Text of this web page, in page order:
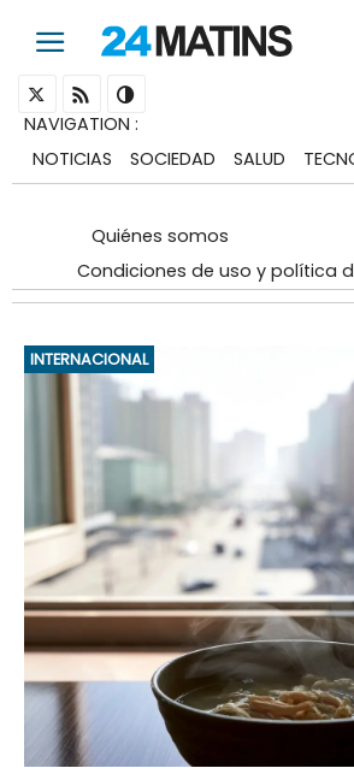
NAVIGATION :
NOTICIAS
SOCIEDAD SALUD
Quiénes somos
Condiciones de uso y política
INTERNACIONAL